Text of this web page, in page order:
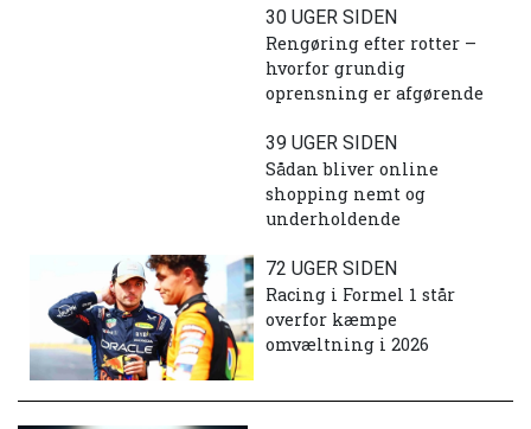
30 UGER SIDEN
Rengøring efter rotter –
hvorfor grundig
oprensning er afgørende
39 UGER SIDEN
Sådan bliver online
shopping nemt og
underholdende
72 UGER SIDEN
Racing i Formel 1 står
overfor kæmpe
omvæltning i 2026